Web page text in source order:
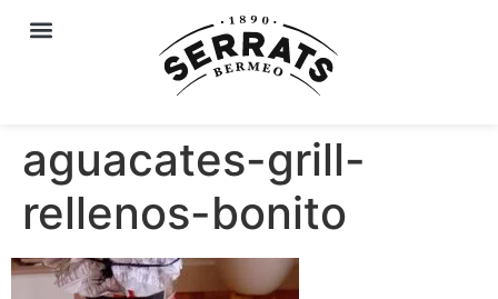
aguacates-grill-
rellenos-bonito